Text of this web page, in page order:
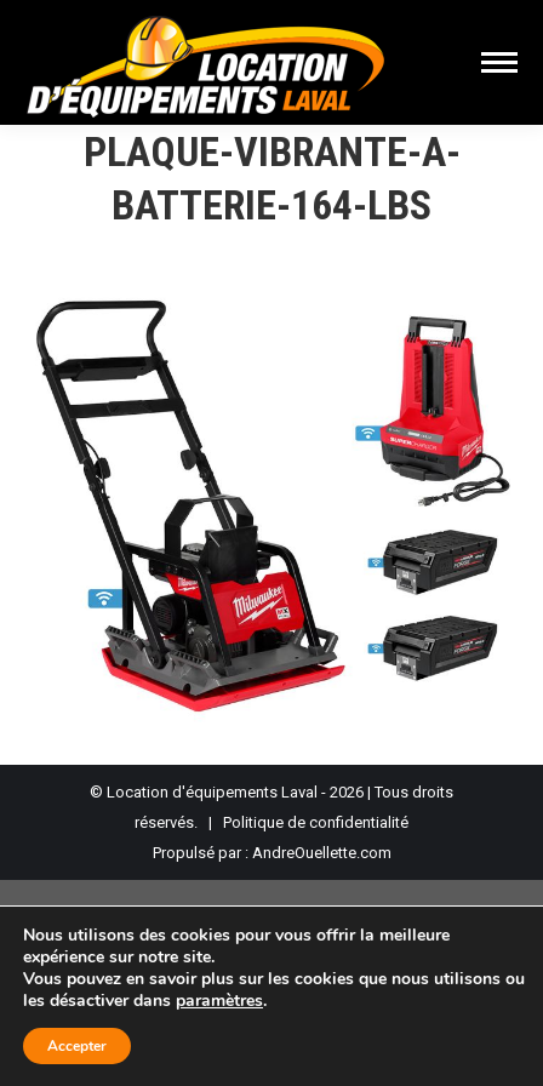
PLAQUE-VIBRANTE-A-
BATTERIE-164-LBS
© Location d'équipements Laval - 2026 | Tous droits
réservés. | Politique de confidentialité
Propulsé par : AndreOuellette.com
Nous utilisons des cookies pour vous offrir la meilleure
expérience sur notre site.
Vous pouvez en savoir plus sur les cookies que nous utilisons ou
les désactiver dans paramètres.
Accepter